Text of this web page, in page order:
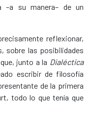
su manera– de un
reflexionar,
sobre las posibilidades
junto a la Dialéctica
escribir de filosofía
de la primera
todo lo que tenía que